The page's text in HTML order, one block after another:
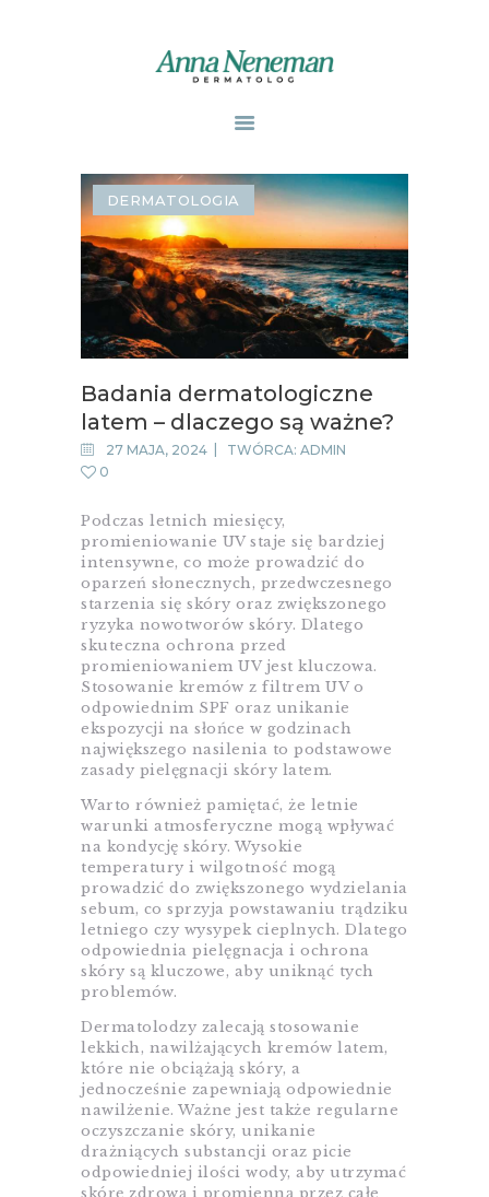
PUBLIKACJE
ZABIEGI
O MNIE
GABINETY
WPISY
KONTAKT
DERMATOLOGIA
Badania dermatologiczne
latem – dlaczego są ważne?
27 MAJA, 2024 TWÓRCA: ADMIN
0
Podczas letnich miesięcy,
promieniowanie UV staje się bardziej
intensywne, co może prowadzić do
oparzeń słonecznych, przedwczesnego
starzenia się skóry oraz zwiększonego
ryzyka nowotworów skóry. Dlatego
skuteczna ochrona przed
promieniowaniem UV jest kluczowa.
Stosowanie kremów z filtrem UV o
odpowiednim SPF oraz unikanie
ekspozycji na słońce w godzinach
największego nasilenia to podstawowe
zasady pielęgnacji skóry latem.
Warto również pamiętać, że letnie
warunki atmosferyczne mogą wpływać
na kondycję skóry. Wysokie
temperatury i wilgotność mogą
prowadzić do zwiększonego wydzielania
sebum, co sprzyja powstawaniu trądziku
letniego czy wysypek cieplnych. Dlatego
odpowiednia pielęgnacja i ochrona
skóry są kluczowe, aby uniknąć tych
problemów.
Dermatolodzy zalecają stosowanie
lekkich, nawilżających kremów latem,
które nie obciążają skóry, a
jednocześnie zapewniają odpowiednie
nawilżenie. Ważne jest także regularne
oczyszczanie skóry, unikanie
drażniących substancji oraz picie
odpowiedniej ilości wody, aby utrzymać